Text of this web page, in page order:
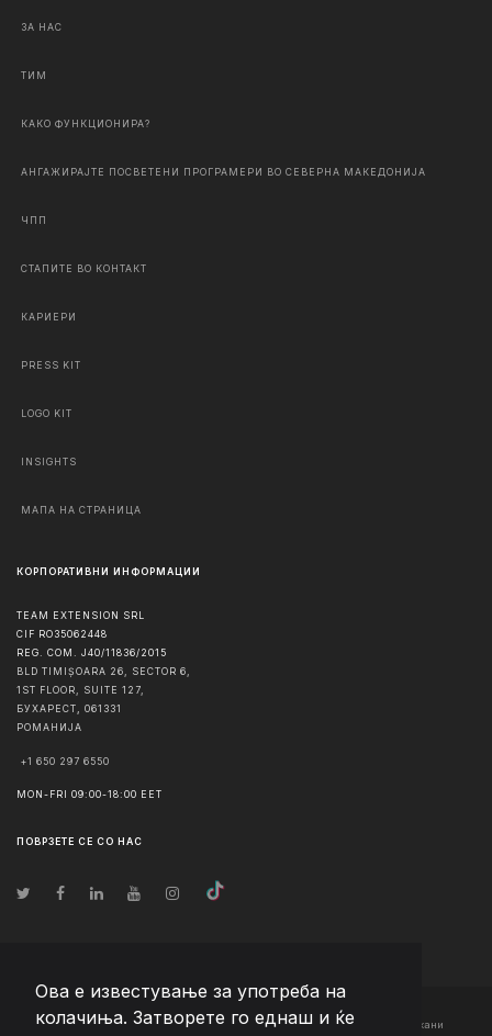
Ова е известување за употреба на
колачиња. Затворете го еднаш и ќе
ЗА НАС
ТИМ
КАКО ФУНКЦИОНИРА?
АНГАЖИРАЈТЕ ПОСВЕТЕНИ ПРОГРАМЕРИ ВО СЕВЕРНА МАКЕДОНИЈА
ЧПП
СТАПИТЕ ВО КОНТАКТ
КАРИЕРИ
PRESS KIT
LOGO KIT
INSIGHTS
МАПА НА СТРАНИЦА
КОРПОРАТИВНИ ИНФОРМАЦИИ
TEAM EXTENSION SRL
CIF RO35062448
REG. COM. J40/11836/2015
BLD TIMIȘOARA 26, SECTOR 6,
1ST FLOOR, SUITE 127,
БУХАРЕСТ
061331
РОМАНИЈА
+1 650 297 6550
MON-FRI 09:00-18:00 EET
ПОВРЗЕТЕ СЕ СО НАС
© Авторско право2026 Team Extension Macedonia - Сите права задржани